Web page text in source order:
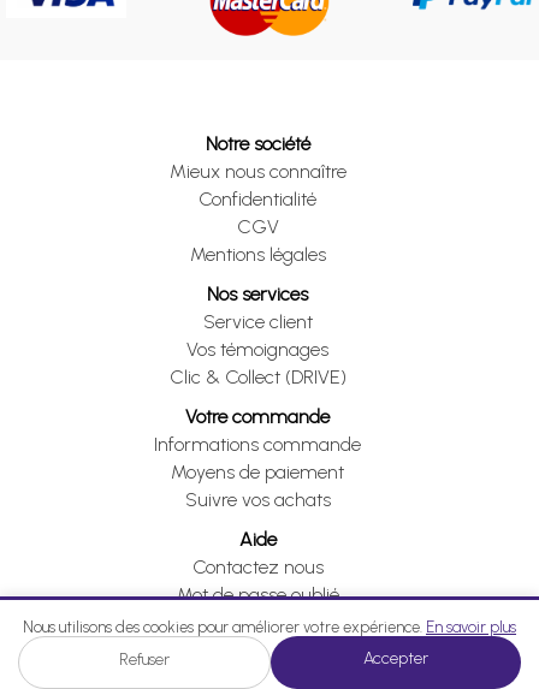
Notre société
Mieux nous connaître
Confidentialité
CGV
Mentions légales
Nos services
Service client
Vos témoignages
Clic & Collect (DRIVE)
Votre commande
Informations commande
Moyens de paiement
Suivre vos achats
Aide
Contactez nous
Mot de passe oublié
Je me rétracte
Je me rétracte
Nous utilisons des cookies pour améliorer votre expérience. En savoir plus
Refuser Accepter